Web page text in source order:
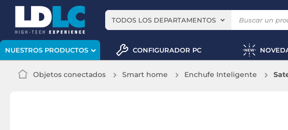
TODOS LOS DEPARTAMENTOS
NUESTROS PRODUCTOS CONFIGURADOR PC
Objetos conectados Smart home Enchufe Inteligente